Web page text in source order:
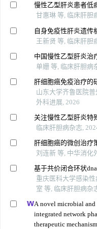
慢性乙型肝炎患者低
甘惠琳 等, 临床肝胆
自身免疫性肝炎遗传
王新贤 等, 临床肝胆
中国慢性乙型肝炎治
单姗 等, 临床肝胆病
肝细胞癌免疫治疗的
山东大学齐鲁医院
外科进展, 2026
关注慢性乙型肝炎特
临床肝胆病杂志,
肝细胞癌的微创治疗
刘连新 等, 中华消化
基于共价闭合环状
重庆医科大学感染
室 等, 临床肝胆病杂
A novel microbial
integrated network
therapeutic